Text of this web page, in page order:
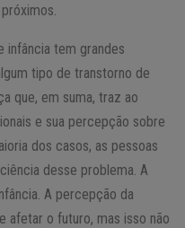
infância tem grandes
tipo de transtorno de
que, em suma, traz ao
e sua percepção sobre
dos casos, as pessoas
desse problema. A
A percepção da
afetar o futuro, mas isso não